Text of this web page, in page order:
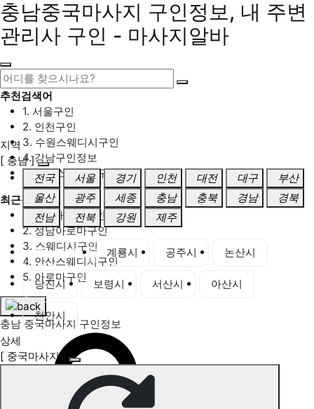
충남중국마사지 구인정보, 내 주변
관리사 구인 - 마사지알바
추천검색어
1. 서울구인
2. 인천구인
3. 수원스웨디시구인
4. 강남구인정보
5. 동탄스웨디시구인
최근검색어
1. 일산마사지구인
2. 성남아로마구인
3. 스웨디시구인
4. 안산스웨디시구인
5. 아로마구인
충남 중국마사지 구인정보
지역
[ 충남 ]
전국
서울 경기 인천 대전 대구
부산
울산
광주 세종 충남 충북 경남
경북
전남
전북 강원 제주
충남 전체 계룡시 공주시 논산시
당진시 보령시 서산시 아산시
천안시
상세
[ 중국마사지 ]